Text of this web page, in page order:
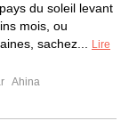
du soleil levant
mois, ou
sachez...
Lire
Ahina